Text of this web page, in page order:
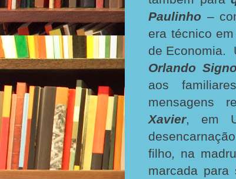
Paulinho –
era técnico
de Economia.
Orlando
aos
mensagens
Xavier, em
filho, na
marcada para